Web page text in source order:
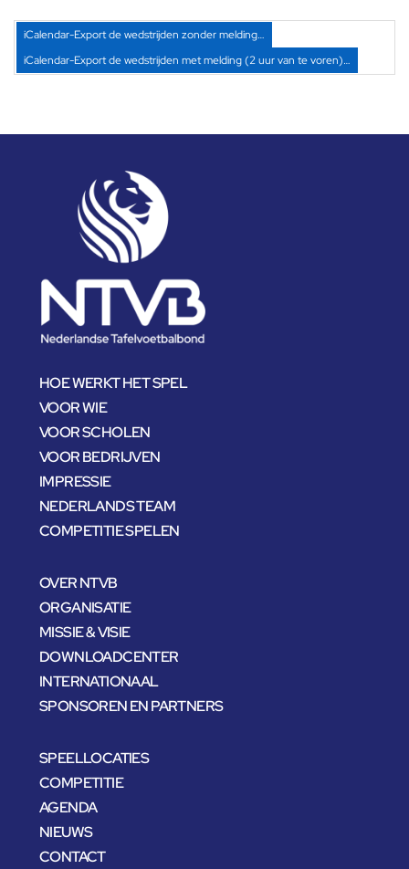
iCalendar-Export de wedstrijden zonder melding…
iCalendar-Export de wedstrijden met melding (2 uur van te voren)…
HOE WERKT HET SPEL
VOOR WIE
VOOR SCHOLEN
VOOR BEDRIJVEN
IMPRESSIE
NEDERLANDS TEAM
COMPETITIE SPELEN
OVER NTVB
ORGANISATIE
MISSIE & VISIE
DOWNLOADCENTER
INTERNATIONAAL
SPONSOREN EN PARTNERS
SPEELLOCATIES
COMPETITIE
AGENDA
NIEUWS
CONTACT